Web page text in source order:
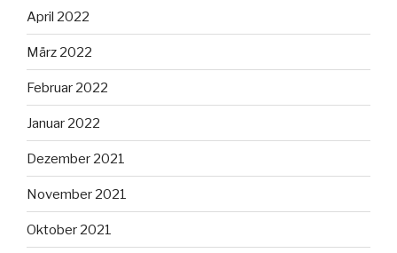
April 2022
März 2022
Februar 2022
Januar 2022
Dezember 2021
November 2021
Oktober 2021